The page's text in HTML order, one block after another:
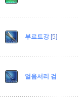
부르트강 [5]
얼음서리 검